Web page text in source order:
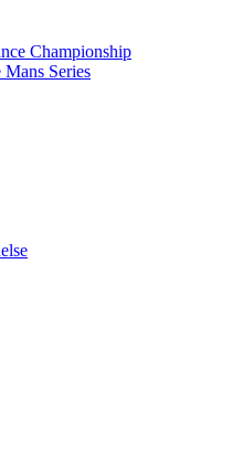
Championship
Series